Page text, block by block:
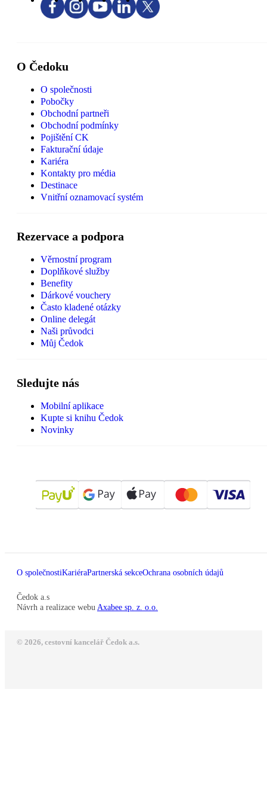
O Čedoku
O společnosti
Pobočky
Obchodní partneři
Obchodní podmínky
Pojištění CK
Fakturační údaje
Kariéra
Kontakty pro média
Destinace
Vnitřní oznamovací systém
Rezervace a podpora
Věrnostní program
Doplňkové služby
Benefity
Dárkové vouchery
Často kladené otázky
Online delegát
Naši průvodci
Můj Čedok
Sledujte nás
Mobilní aplikace
Kupte si knihu Čedok
Novinky
O společnostiKariéraPartnerská sekceOchrana osobních údajů
Čedok a.s
Návrh a realizace webu Axabee sp. z. o.o.
© 2026, cestovní kancelář Čedok a.s.